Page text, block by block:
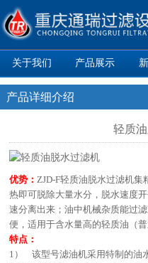
关于我们 产品展示
产品详细介绍
轻质
优势：ZJD-F轻质油脱水过滤机
热即可脱除大量水分，脱水速度
速分离出来；油中机械杂质能过
便，适用于含水量高的轻质油（
特点：
1） 该型号滤油机采用特制的油